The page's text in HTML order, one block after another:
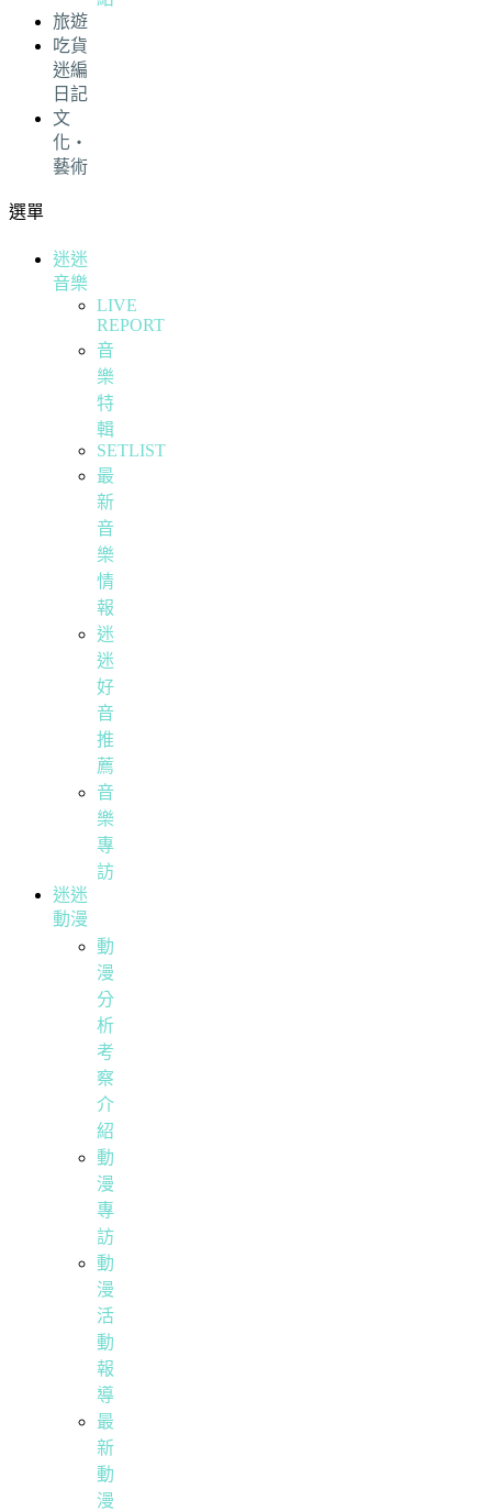
旅遊
吃貨
迷編
日記
文
化・
藝術
選單
迷迷
音樂
LIVE
REPORT
音
樂
特
輯
SETLIST
最
新
音
樂
情
報
迷
迷
好
音
推
薦
音
樂
專
訪
迷迷
動漫
動
漫
分
析
考
察
介
紹
動
漫
專
訪
動
漫
活
動
報
導
最
新
動
漫